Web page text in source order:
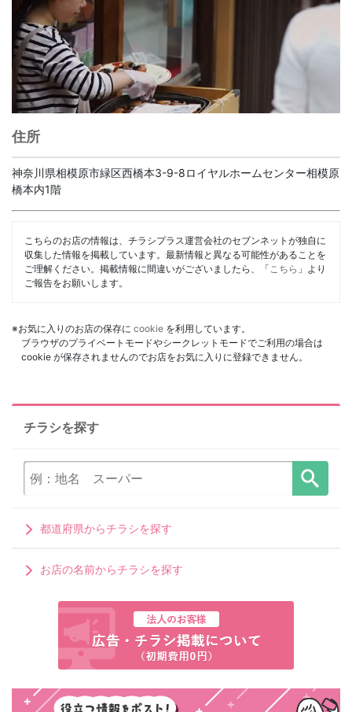
住所
神奈川県相模原市緑区西橋本3-9-8ロイヤルホームセンター相模原
橋本内1階
こちらのお店の情報は、チラシプラス運営会社のセブンネットが独自に
収集した情報を掲載しています。最新情報と異なる可能性があることを
ご理解ください。掲載情報に間違いがございましたら、「 こちら 」より
ご報告をお願いします。
※お気に入りのお店の保存に cookie を利用しています。
ブラウザのプライベートモードやシークレットモードでご利用の場合は
cookie が保存されませんのでお店をお気に入りに登録できません。
チラシを探す
都道府県からチラシを探す
お店の名前からチラシを探す